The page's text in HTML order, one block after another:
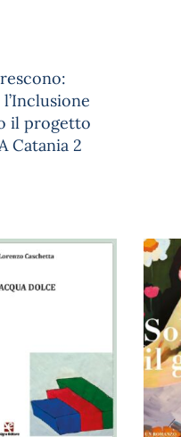
il progetto
Catania 2